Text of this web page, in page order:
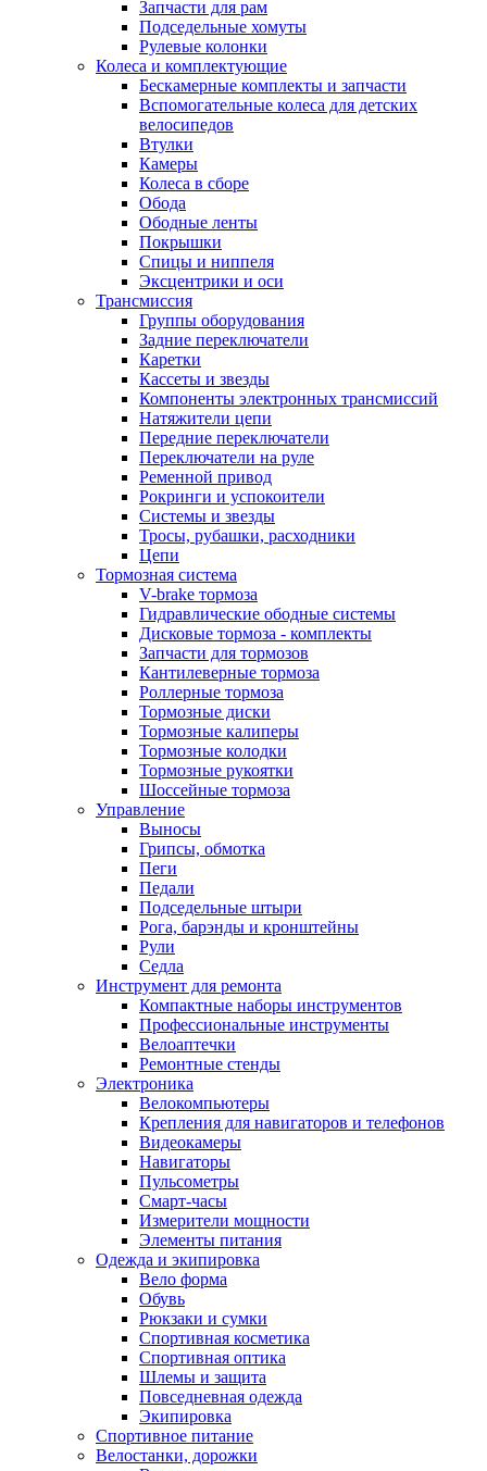
Запчасти для рам
Подседельные хомуты
Рулевые колонки
Колеса и комплектующие
Бескамерные комплекты и запчасти
Вспомогательные колеса для детских
велосипедов
Втулки
Камеры
Колеса в сборе
Обода
Ободные ленты
Покрышки
Спицы и ниппеля
Эксцентрики и оси
Трансмиссия
Группы оборудования
Задние переключатели
Каретки
Кассеты и звезды
Компоненты электронных трансмиссий
Натяжители цепи
Передние переключатели
Переключатели на руле
Ременной привод
Рокринги и успокоители
Системы и звезды
Тросы, рубашки, расходники
Цепи
Тормозная система
V-brake тормоза
Гидравлические ободные системы
Дисковые тормоза - комплекты
Запчасти для тормозов
Кантилеверные тормоза
Роллерные тормоза
Тормозные диски
Тормозные калиперы
Тормозные колодки
Тормозные рукоятки
Шоссейные тормоза
Управление
Выносы
Грипсы, обмотка
Пеги
Педали
Подседельные штыри
Рога, барэнды и кронштейны
Рули
Седла
Инструмент для ремонта
Компактные наборы инструментов
Профессиональные инструменты
Велоаптечки
Ремонтные стенды
Электроника
Велокомпьютеры
Крепления для навигаторов и телефонов
Видеокамеры
Навигаторы
Пульсометры
Смарт-часы
Измерители мощности
Элементы питания
Одежда и экипировка
Вело форма
Обувь
Рюкзаки и сумки
Спортивная косметика
Спортивная оптика
Шлемы и защита
Повседневная одежда
Экипировка
Спортивное питание
Велостанки, дорожки